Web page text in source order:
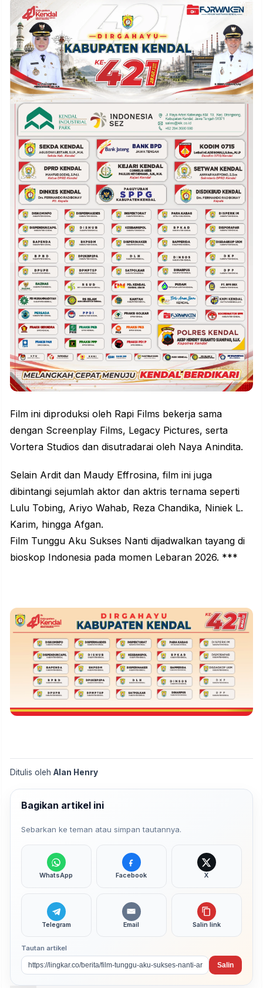
Film ini diproduksi oleh Rapi Films bekerja sama
dengan Screenplay Films, Legacy Pictures, serta
Vortera Studios dan disutradarai oleh Naya Anindita.
Selain Ardit dan Maudy Effrosina, film ini juga
dibintangi sejumlah aktor dan aktris ternama seperti
Lulu Tobing, Ariyo Wahab, Reza Chandika, Niniek L.
Karim, hingga Afgan.
Film Tunggu Aku Sukses Nanti dijadwalkan tayang di
bioskop Indonesia pada momen Lebaran 2026. ***
Ditulis oleh Alan Henry
Bagikan artikel ini
Sebarkan ke teman atau simpan tautannya.
WhatsApp Facebook X
Telegram Email Salin link
Tautan artikel
Salin